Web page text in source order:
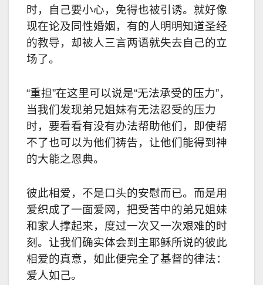
时，自己要小心，免得也被引诱。就好像
现在论及同性婚姻，有的人明明知道圣经
的教导，却被人三言两语就失去自己的立
场了。
“重担”在这里可以说是“无法承受的压力”，
当我们发现弟兄姐妹有无法忍受的压力
时，要看看有没有办法帮助他们，即使帮
不了也可以为他们祷告，让他们能得到神
的大能之恩典。
彼此相爱，不是口头的安慰而已。而是用
爱织成了一面爱网，把受苦中的弟兄姐妹
和家人撑起来，度过一次又一次艰难的时
刻。让我们确实体会到主耶稣所说的彼此
相爱的真意，如此便完全了基督的律法：
爱人如己。